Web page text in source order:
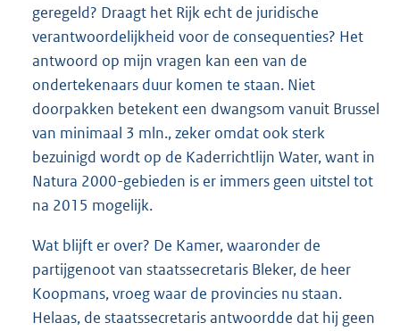
geregeld? Draagt het Rijk echt de juridische
verantwoordelijkheid voor de consequenties? Het
antwoord op mijn vragen kan een van de
ondertekenaars duur komen te staan. Niet
doorpakken betekent een dwangsom vanuit Brussel
van minimaal 3 mln., zeker omdat ook sterk
bezuinigd wordt op de Kaderrichtlijn Water, want in
Natura 2000-gebieden is er immers geen uitstel tot
na 2015 mogelijk.
Wat blijft er over? De Kamer, waaronder de
partijgenoot van staatssecretaris Bleker, de heer
Koopmans, vroeg waar de provincies nu staan.
Helaas, de staatssecretaris antwoordde dat hij geen